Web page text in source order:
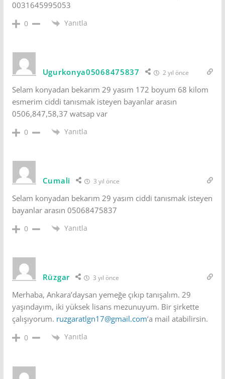
0031645995053
0 Yanıtla
Ugurkonya05068475837 2 yıl önce
Selam konyadan bekarım 29 yasım 172 boyum 68 kilom
esmerim ciddi tanısmak isteyen bayanlar arasın
0506,847,58,37 watsap var
0 Yanıtla
Cumali 3 yıl önce
Selam konyadan bekarım 29 yasım ciddi tanısmak isteyen
bayanlar arasın 05068475837
0 Yanıtla
Rüzgar 3 yıl önce
Merhaba, Ankara’daysan yemeğe çıkıp tanışalım. 29
yaşındayım, iki yüksek lisans mezunuyum. Bir şirkette
çalışıyorum. ruzgaratlgn17@gmail.com‘a mail atabilirsin.
0 Yanıtla